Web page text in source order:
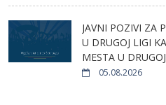
JAVNI POZIVI ZA
U DRUGOJ LIGI
MESTA U
05.08.2026